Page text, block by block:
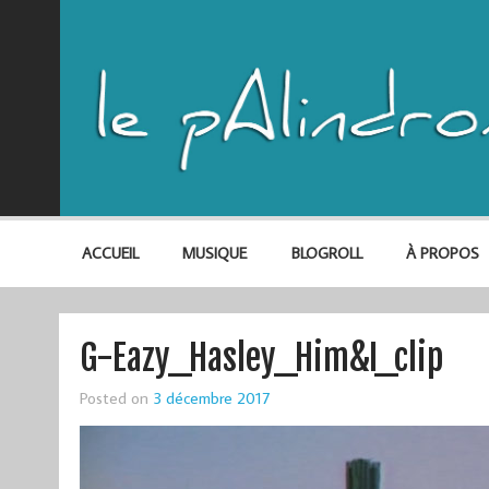
ACCUEIL MUSIQUE BLOGROLL À PROPOS
G-Eazy_Hasley_Him&I_clip
Posted on 3 décembre 2017